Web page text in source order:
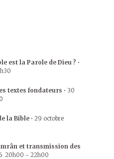
est la Parole de Dieu ? •
textes fondateurs • 30
la Bible • 29 octobre
et transmission des
20h00 - 22h00